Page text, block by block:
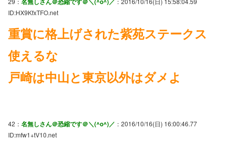
ID:HX9KfxTFO.net
重賞に格上げされた紫苑ステークス
使えるな
戸崎は中山と東京以外はダメよ
42： 名無しさん＠恐縮です＠＼(^o^)／ ：2016/10/16(日) 16:00:46.77
ID:mfw1+tV10.net